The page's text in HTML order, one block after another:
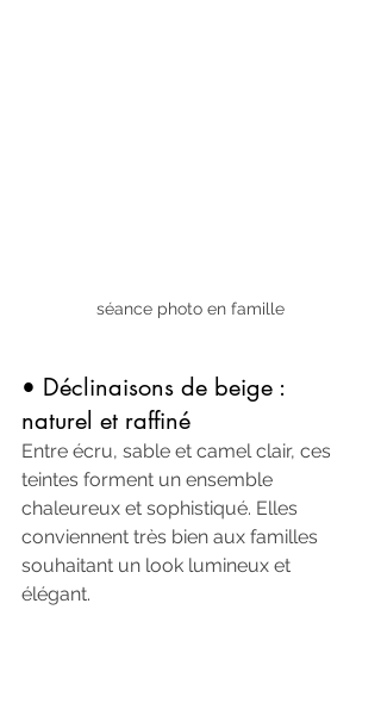
séance photo en famille
• Déclinaisons de beige :
naturel et raffiné
Entre écru, sable et camel clair, ces
teintes forment un ensemble
chaleureux et sophistiqué. Elles
conviennent très bien aux familles
souhaitant un look lumineux et
élégant.